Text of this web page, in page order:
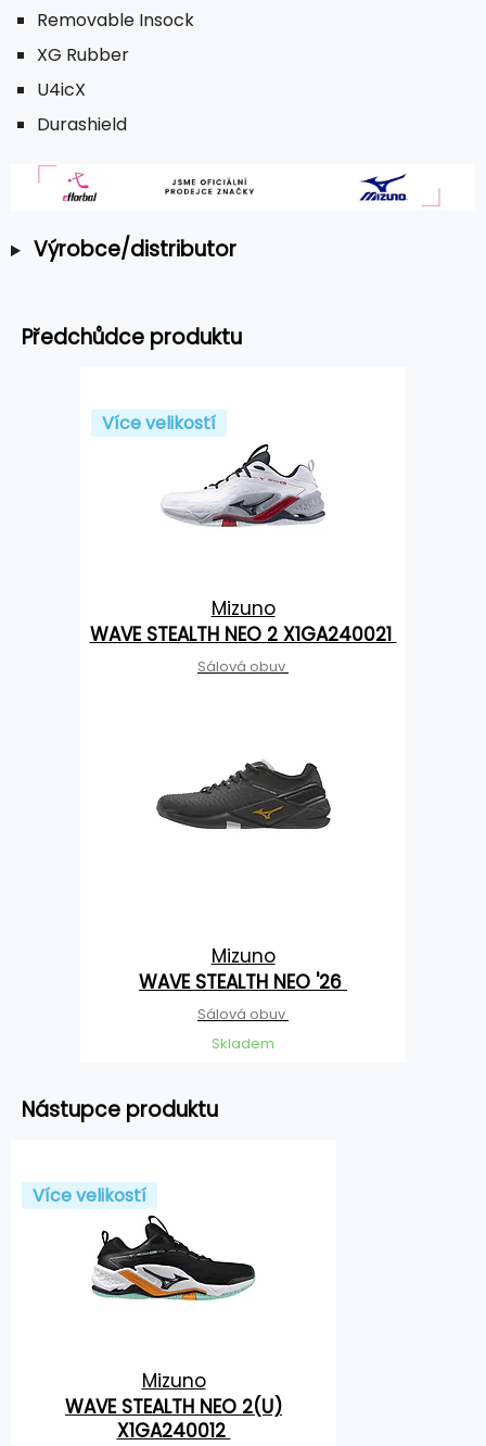
Removable Insock
XG Rubber
U4icX
Durashield
Výrobce/distributor
Předchůdce produktu
Více velikostí
Mizuno
WAVE STEALTH NEO 2 X1GA240021
Sálová obuv
Mizuno
WAVE STEALTH NEO '26
Sálová obuv
Skladem
Nástupce produktu
Více velikostí
Mizuno
WAVE STEALTH NEO 2(U)
X1GA240012